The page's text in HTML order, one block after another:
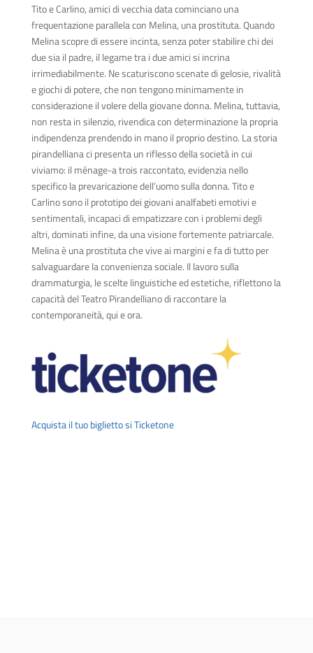
Tito e Carlino, amici di vecchia data cominciano una
frequentazione parallela con Melina, una prostituta.Quando
Melina scopre di essere incinta, senza poter stabilire chi dei
due sia il padre, il legame tra i due amici si incrina
irrimediabilmente. Ne scaturiscono scenate di gelosie, rivalità
e giochi di potere, che non tengono minimamente in
considerazione il volere della giovane donna. Melina, tuttavia,
non resta in silenzio, rivendica con determinazione la propria
indipendenza prendendo in mano il proprio destino. Lastoria
pirandelliana ci presenta un riflesso della società in cui
viviamo: il ménage-a trois raccontato, evidenzia nello
specifico la prevaricazione dell’uomo sulla donna. Tito e
Carlino sono il prototipo dei giovani analfabeti emotivi e
sentimentali, incapaci di empatizzare con i problemi degli
altri, dominati infine, da una visione fortemente patriarcale.
Melina è una prostituta che vive ai margini e fa di tutto per
salvaguardare la convenienza sociale. Il lavoro sulla
drammaturgia, le scelte linguistiche ed estetiche, riflettono la
capacità del Teatro Pirandelliano di raccontare la
contemporaneità, qui e ora.
Acquista il tuo biglietto si Ticketone